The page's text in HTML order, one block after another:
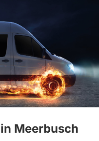
Meerbusch